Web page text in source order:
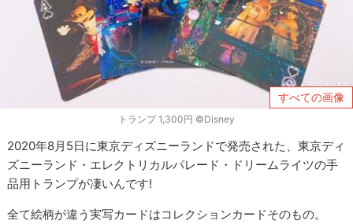
すべての画像
トランプ 1,300円 ©Disney
2020年8月5日に東京ディズニーランドで発売された、東京ディ
ズニーランド・エレクトリカルパレード・ドリームライツの手
品用トランプが凄いんです!
全て絵柄が違う実写カードはコレクションカードそのもの。